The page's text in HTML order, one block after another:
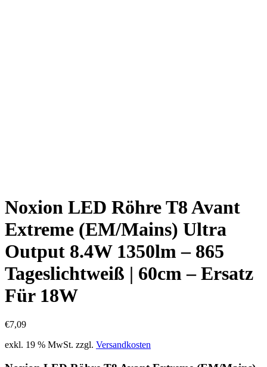
Noxion LED Röhre T8 Avant
Extreme (EM/Mains) Ultra
Output 8.4W 1350lm – 865
Tageslichtweiß | 60cm – Ersatz
Für 18W
€7,09
exkl. 19 % MwSt. zzgl. Versandkosten